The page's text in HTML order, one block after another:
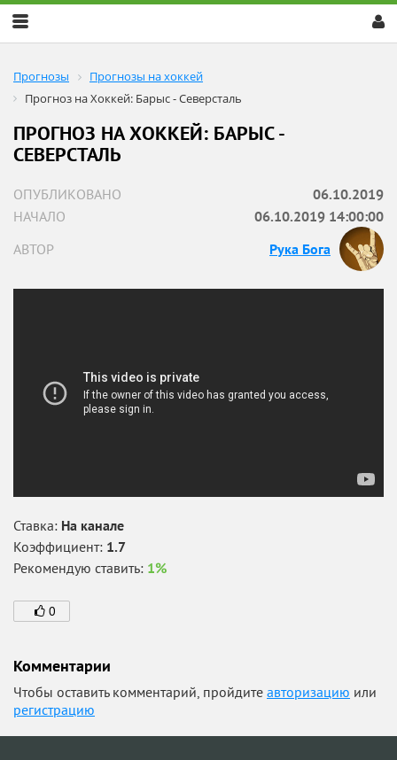
Скрыть
меню
Прогнозы
Прогнозы на хоккей
Прогноз на Хоккей: Барыс - Северсталь
ПРОГНОЗ НА ХОККЕЙ: БАРЫС -
СЕВЕРСТАЛЬ
ОПУБЛИКОВАНО
06.10.2019
НАЧАЛО
06.10.2019 14:00:00
АВТОР
Рука Бога
Ставка: На канале
Коэффициент: 1.7
Рекомендую ставить: 1%
0
Комментарии
Чтобы оставить комментарий, пройдите авторизацию или
регистрацию